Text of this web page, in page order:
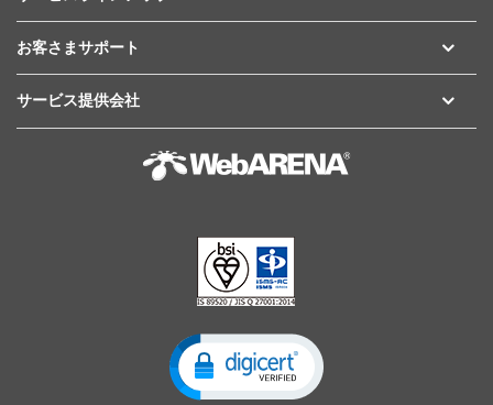
お客さまサポート
サービス提供会社